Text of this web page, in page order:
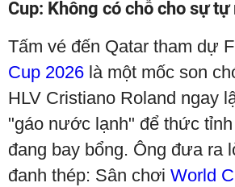
Cup: Không có chỗ cho sự tự
Tấm vé đến Qatar tham dự
Cup 2026 là một mốc son
HLV Cristiano Roland ngay
"gáo nước lạnh" để thức
đang bay bổng. Ông đưa ra
đanh thép: Sân chơi World